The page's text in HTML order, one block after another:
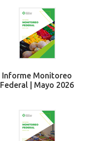
Informe Monitoreo
Federal | Mayo 2026